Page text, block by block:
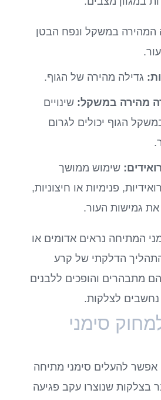
המהירה במשקל ונפח הבטן
גדילה מהירה של הגוף.
מהירה במשקל: שינויים
הגוף יכולים לגרום
שימוש ממושך
פנימיות או חיצוניות,
את גמישות העור.
המתיחה נראים אדומים או
הדלקתי של קרע
מתבהרים והופכים ללבנים
נחשבים לצלקות.
סימני
להעלים סימני מתיחה
בצלקות שנוצרו עקב פגיעה